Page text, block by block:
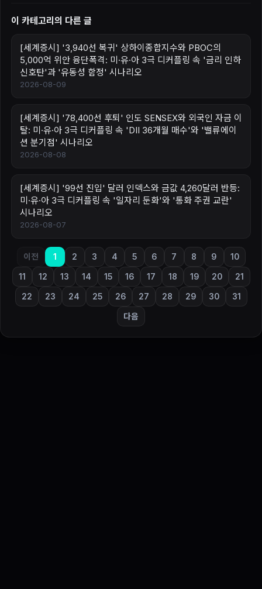
이 카테고리의 다른 글
[세계증시] '3,940선 복귀' 상하이종합지수와 PBOC의
5,000억 위안 융단폭격: 미·유·아 3극 디커플링 속 '금리 인하
신호탄'과 '유동성 함정' 시나리오
2026-08-09
[세계증시] '78,400선 후퇴' 인도 SENSEX와 외국인 자금 이
탈: 미·유·아 3극 디커플링 속 'DII 36개월 매수'와 '밸류에이
션 분기점' 시나리오
2026-08-08
[세계증시] '99선 진입' 달러 인덱스와 금값 4,260달러 반등:
미·유·아 3극 디커플링 속 '일자리 둔화'와 '통화 주권 교란'
시나리오
2026-08-07
이전 1 2 3 4 5 6 7 8 9 10
11 12 13 14 15 16 17 18 19 20 21
22 23 24 25 26 27 28 29 30 31
다음